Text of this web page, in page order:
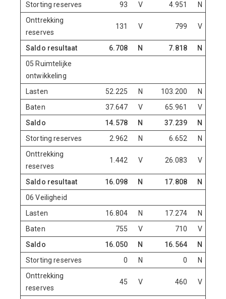
Storting reserves
93 V 4.951
N
Onttrekking
reserves
131 V 799 V
Saldo resultaat 6.708 N 7.818
N
05 Ruimtelijke
ontwikkeling
Lasten
52.225 N 103.200
N
Baten
37.647 V 65.961
V
Saldo
14.578 N 37.239
N
Storting reserves
2.962 N 6.652
N
Onttrekking
reserves
1.442 V 26.083 V
Saldo resultaat 16.098 N 17.808
N
06 Veiligheid
Lasten
16.804 N 17.274
N
Baten
755 V 710
V
Saldo
16.050 N 16.564
N
Storting reserves
0 N 0
N
Onttrekking
reserves
45 V 460 V